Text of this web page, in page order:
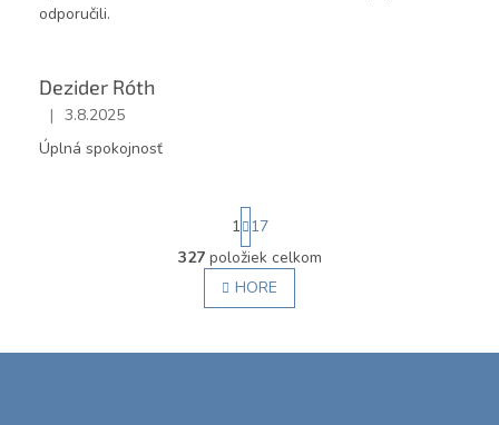
odporučili.
Dezider Róth
Hodnotenie obchodu je 4 z 5 hviezdičiek.
| 3.8.2025
Úplná spokojnosť
O
v
l
d
S
t
r
á
n
k
v
1 17
327položiek celkom
HORE